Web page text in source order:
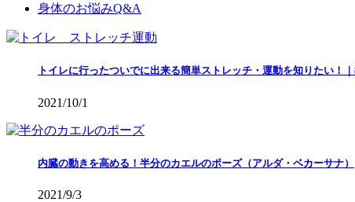
身体のお悩みQ&A
トイレに行ったついでに出来る簡単ストレッチ・運動を知りたい！
2021/10/1
内臓の動きを高める！半分のカエルのポーズ（アルダ・ベカーサナ）
2021/9/3